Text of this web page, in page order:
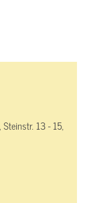
13 - 15,